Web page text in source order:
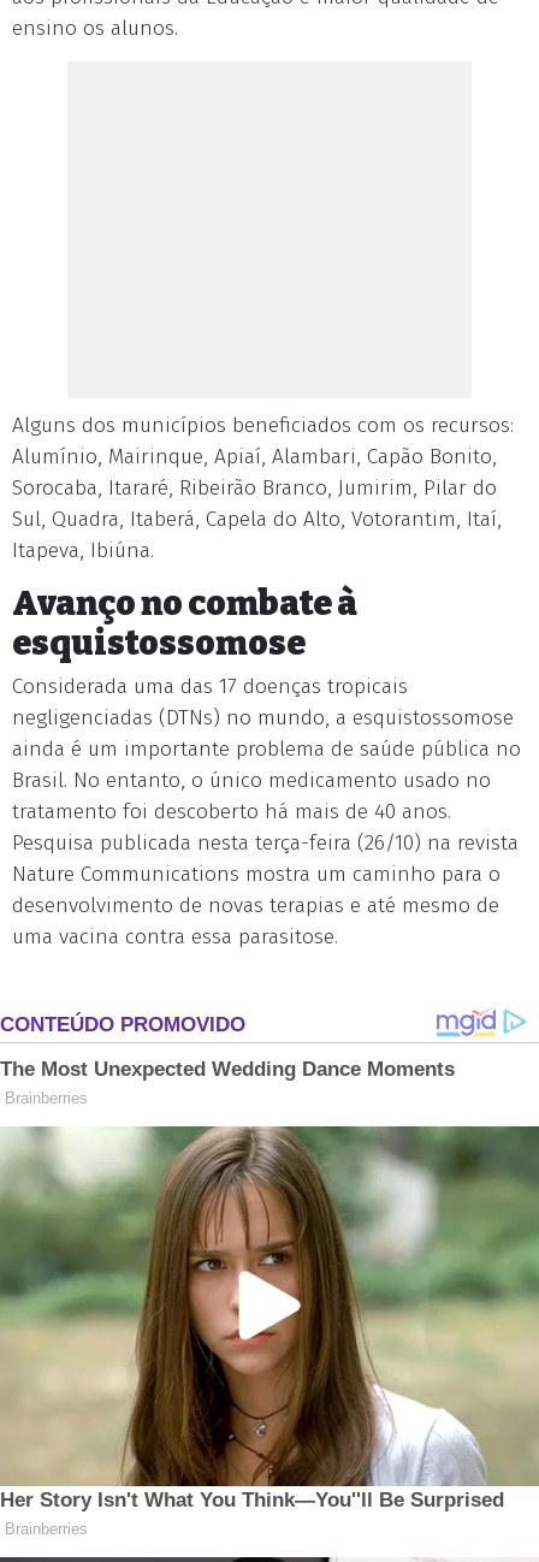
ensino os alunos.
Alguns dos municípios beneficiados com os recursos:
Alumínio, Mairinque, Apiaí, Alambari, Capão Bonito,
Sorocaba, Itararé, Ribeirão Branco, Jumirim, Pilar do
Sul, Quadra, Itaberá, Capela do Alto, Votorantim, Itaí,
Itapeva, Ibiúna.
Avanço no combate à
esquistossomose
Considerada uma das 17 doenças tropicais
negligenciadas (DTNs) no mundo, a esquistossomose
ainda é um importante problema de saúde pública no
Brasil. No entanto, o único medicamento usado no
tratamento foi descoberto há mais de 40 anos.
Pesquisa publicada nesta terça-feira (26/10) na revista
Nature Communications mostra um caminho para o
desenvolvimento de novas terapias e até mesmo de
uma vacina contra essa parasitose.